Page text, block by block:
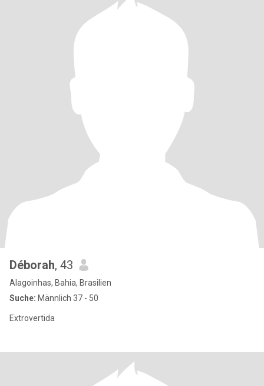
Déborah, 43
Alagoinhas, Bahia, Brasilien
Suche: Männlich 37 - 50
Extrovertida